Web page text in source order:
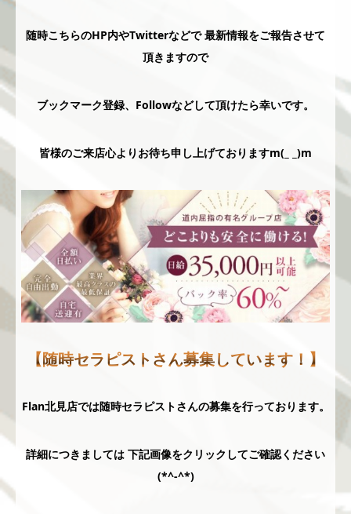
随時こちらのHP内やTwitterなどで 最新情報をご報告させて
頂きますので
ブックマーク登録、Followなどして頂けたら幸いです。
皆様のご来店心よりお待ち申し上げておりますm(_ _)m
【随時セラピストさん募集しています！】
Flan北見店では随時セラピストさんの募集を行っております。
詳細につきましては 下記画像をクリックしてご確認ください
(*^-^*)